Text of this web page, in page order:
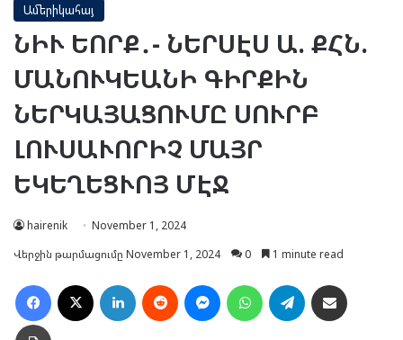
Ամերիկահայ
ՆԻՒ ԵՈՐՔ․- ՆԵՐՍԷՍ Ա. ՔՀՆ.
ՄԱՆՈՒԿԵԱՆԻ ԳԻՐՔԻՆ
ՆԵՐԿԱՅԱՑՈՒՄԸ ՍՈՒՐԲ
ԼՈՒՍԱՒՈՐԻՉ ՄԱՅՐ
ԵԿԵՂԵՑՒՈՅ ՄԷՋ
hairenik
November 1, 2024
Վերջին թարմացումը November 1, 2024
0 1 minute read
Facebook LinkedIn Reddit MessengerWhatsAppTelegram
Տպել